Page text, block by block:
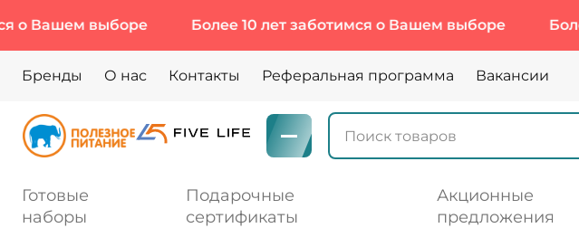
выборе Более 10 лет заботимся о Вашем выборе Более 10
Бренды О нас Контакты Реферальная программа Вакансии
Готовые
наборы
Подарочные
сертификаты
Акционные
предложения